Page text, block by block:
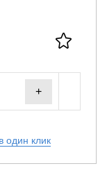
+
один клик